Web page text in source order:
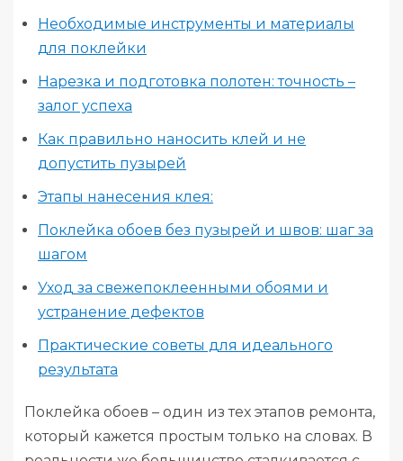
Необходимые инструменты и материалы
для поклейки
Нарезка и подготовка полотен: точность –
залог успеха
Как правильно наносить клей и не
допустить пузырей
Этапы нанесения клея:
Поклейка обоев без пузырей и швов: шаг за
шагом
Уход за свежепоклеенными обоями и
устранение дефектов
Практические советы для идеального
результата
Поклейка обоев – один из тех этапов ремонта,
который кажется простым только на словах. В